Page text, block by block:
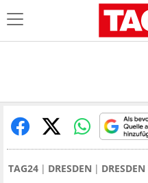
TAG24 DRESDEN